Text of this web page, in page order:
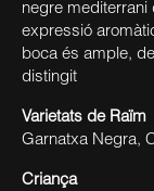
negre mediterrani
expressió
boca és ample,
distingit
Varietats de Raïm
Garnatxa Negra,
Criança